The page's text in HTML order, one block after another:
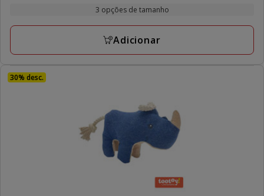
a
6.99€
3 opções de tamanho
Adicionar
30% desc.